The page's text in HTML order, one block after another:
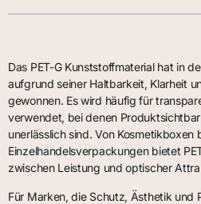
Das PET-G Kunststoffmaterial hat in
aufgrund seiner Haltbarkeit, Klarheit
gewonnen. Es wird häufig für
verwendet, bei denen
unerlässlich sind. Von
Einzelhandelsverpackungen bietet
zwischen Leistung und optischer
Für Marken, die Schutz, Ästhetik und